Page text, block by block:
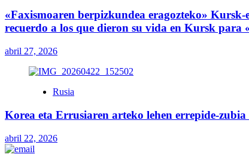
«Faxismoaren berpizkundea eragozteko»
recuerdo a los que dieron su vida en Kursk para
abril 27, 2026
Rusia
Korea eta Errusiaren arteko lehen errepide-
abril 22, 2026